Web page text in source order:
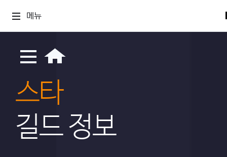
메뉴
스타
길드 정보